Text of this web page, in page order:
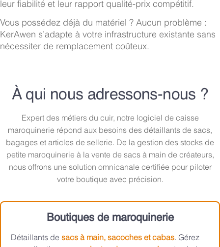
leur fiabilité et leur rapport qualité-prix compétitif.
Vous possédez déjà du matériel ? Aucun problème :
KerAwen s’adapte à votre infrastructure existante sans
nécessiter de remplacement coûteux.
À qui nous adressons-nous ?
Expert des métiers du cuir, notre logiciel de caisse
maroquinerie répond aux besoins des détaillants de sacs,
bagages et articles de sellerie. De la gestion des stocks de
petite maroquinerie à la vente de sacs à main de créateurs,
nous offrons une solution omnicanale certifiée pour piloter
votre boutique avec précision.
Boutiques de maroquinerie
Détaillants de sacs à main, sacoches et cabas. Gérez